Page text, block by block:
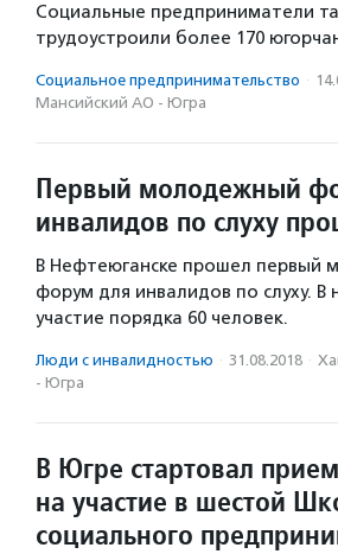
Социальные предприниматели
трудоустроили более 170
Социальное предпри­нима­тель­ство ·
Мансийский АО - Югра
Первый молодежный
инвалидов по слуху
В Нефтеюганске прошел первый
форум для инвалидов по слуху. В
участие порядка 60 человек.
Люди с инвалидностью · 31.08.2018 ·
- Югра
В Югре стартовал
на участие в шестой
социального